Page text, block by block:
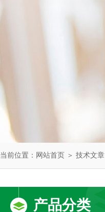
当前位置： 网站首页 ＞ 技术文章
产品分类